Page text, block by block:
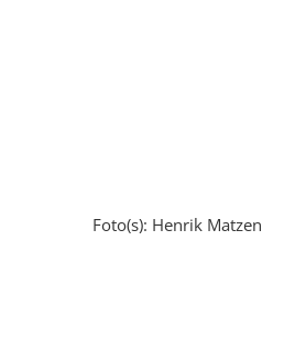
Foto(s): Henrik Matzen